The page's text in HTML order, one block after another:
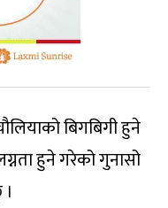
बिगबिगी हुने
हुने गरेको गुनासो